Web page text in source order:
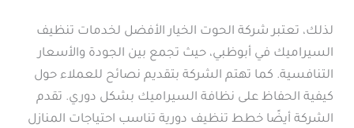
لذلك، تعتبر شركة الحوت الخيار الأفضل لخدمات تنظيف
السيراميك في أبوظبي، حيث تجمع بين الجودة والأسعار
التنافسية. كما تهتم الشركة بتقديم نصائح للعملاء حول
كيفية الحفاظ على نظافة السيراميك بشكل دوري. تقدم
الشركة أيضًا خطط تنظيف دورية تناسب احتياجات المنازل